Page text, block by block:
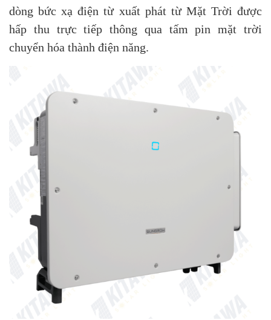
dòng bức xạ điện từ xuất phát từ Mặt Trời được
hấp thu trực tiếp thông qua tấm pin mặt trời
chuyển hóa thành điện năng.